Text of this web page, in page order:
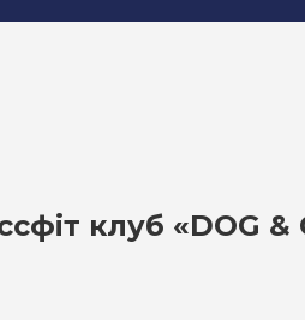
клуб «DOG